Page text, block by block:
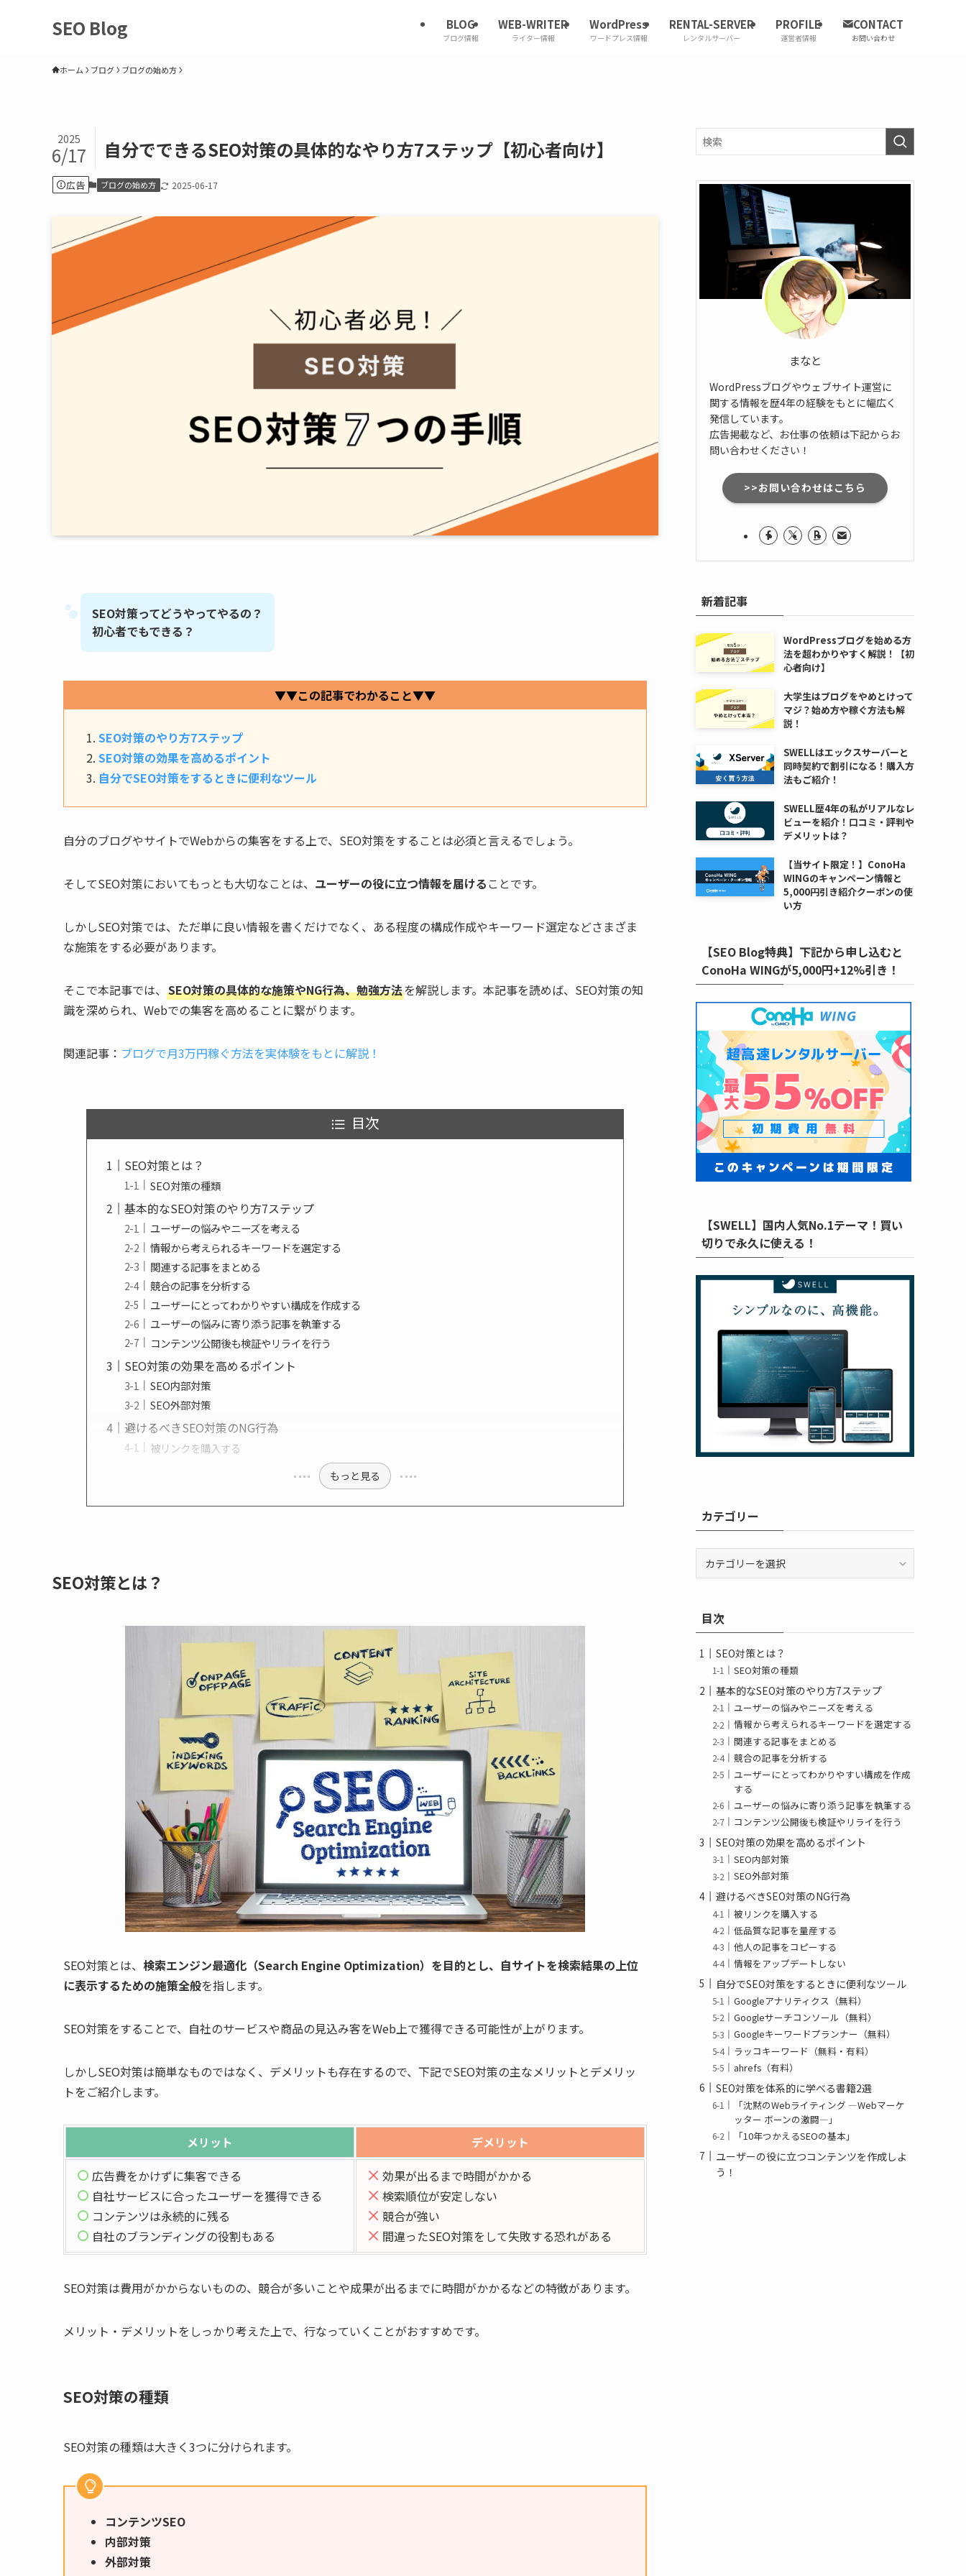
SEO Blog BLOG
ブログ情報
WEB-WRITER
ライター情報
WordPress
ワードプレス情報
RENTAL-SERVER
レンタルサーバー
PROFILE
運営者情報
CONTACT
お問い合わせ
ホーム ブログ ブログの始め方
自分でできるSEO対策の具体的なやり方7ステップ【初心者向け】
2025
6/17
広告 ブログの始め方 2025-06-17
SEO対策ってどうやってやるの？
初心者でもできる？
▼▼この記事でわかること▼▼
SEO対策のやり方7ステップ
SEO対策の効果を高めるポイント
自分でSEO対策をするときに便利なツール
自分のブログやサイトでWebからの集客をする上で、SEO対策をすることは必須と言えるでしょう。
そしてSEO対策においてもっとも大切なことは、 ユーザーの役に立つ情報を届ける ことです。
しかしSEO対策では、ただ単に良い情報を書くだけでなく、ある程度の構成作成やキーワード選定などさまざま
な施策をする必要があります。
そこで本記事では、 SEO対策の具体的な施策やNG行為、勉強方法を解説します。本記事を読めば、SEO対策の知
識を深められ、Webでの集客を高めることに繋がります。
関連記事： ブログで月3万円稼ぐ方法を実体験をもとに解説！
目次
SEO対策とは？
SEO対策の種類
基本的なSEO対策のやり方7ステップ
ユーザーの悩みやニーズを考える
情報から考えられるキーワードを選定する
関連する記事をまとめる
競合の記事を分析する
ユーザーにとってわかりやすい構成を作成する
ユーザーの悩みに寄り添う記事を執筆する
コンテンツ公開後も検証やリライを行う
SEO対策の効果を高めるポイント
SEO内部対策
SEO外部対策
避けるべきSEO対策のNG行為
被リンクを購入する
もっと見る
SEO対策とは？
SEO対策とは、 検索エンジン最適化（Search Engine Optimization）を目的とし、自サイトを検索結果の上位
に表示するための施策全般を指します。
SEO対策をすることで、自社のサービスや商品の見込み客をWeb上で獲得できる可能性が上がります。
しかしSEO対策は簡単なものではなく、デメリットも存在するので、下記でSEO対策の主なメリットとデメリッ
トをご紹介します。
メリット
デメリット
広告費をかけずに集客できる
自社サービスに合ったユーザーを獲得できる
コンテンツは永続的に残る
自社のブランディングの役割もある
効果が出るまで時間がかかる
検索順位が安定しない
競合が強い
間違ったSEO対策をして失敗する恐れがある
SEO対策は費用がかからないものの、競合が多いことや成果が出るまでに時間がかかるなどの特徴があります。
メリット・デメリットをしっかり考えた上で、行なっていくことがおすすめです。
SEO対策の種類
SEO対策の種類は大きく3つに分けられます。
コンテンツSEO
内部対策
外部対策
まなと
WordPressブログやウェブサイト運営に
関する情報を歴4年の経験をもとに幅広く
発信しています。
広告掲載など、お仕事の依頼は下記からお
問い合わせください！
>>お問い合わせはこちら
新着記事
WordPressブログを始める方
法を超わかりやすく解説！【初
心者向け】
大学生はブログをやめとけって
マジ？始め方や稼ぐ方法も解
説！
SWELLはエックスサーバーと
同時契約で割引になる！購入方
法もご紹介！
SWELL歴4年の私がリアルなレ
ビューを紹介！口コミ・評判や
デメリットは？
【当サイト限定！】ConoHa
WINGのキャンペーン情報と
5,000円引き紹介クーポンの使
い方
【SEO Blog特典】下記から申し込むと
ConoHa WINGが5,000円+12%引き！
【SWELL】国内人気No.1テーマ！買い
切りで永久に使える！
カテゴリー
ー目次
SEO対策とは？
SEO対策の種類
基本的なSEO対策のやり方7ステップ
ユーザーの悩みやニーズを考える
情報から考えられるキーワードを選定する
関連する記事をまとめる
競合の記事を分析する
ユーザーにとってわかりやすい構成を作成
する
ユーザーの悩みに寄り添う記事を執筆する
コンテンツ公開後も検証やリライを行う
SEO対策の効果を高めるポイント
SEO内部対策
SEO外部対策
避けるべきSEO対策のNG行為
被リンクを購入する
低品質な記事を量産する
他人の記事をコピーする
情報をアップデートしない
自分でSEO対策をするときに便利なツール
Googleアナリティクス（無料）
Googleサーチコンソール（無料）
Googleキーワードプランナー（無料）
ラッコキーワード（無料・有料）
ahrefs（有料）
SEO対策を体系的に学べる書籍2選
「沈黙のWebライティング —Webマーケ
ッター ボーンの激闘—」
「10年つかえるSEOの基本」
ユーザーの役に立つコンテンツを作成しよ
う！